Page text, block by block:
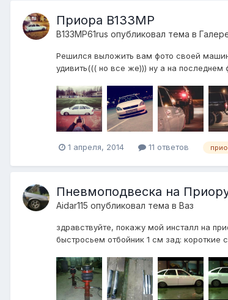
Приора В133МР
B133MP61rus опубликовал тема в
Решился выложить вам фото своей
удивить((( но все же))) ну а на последнем
1 апреля, 2014 11 ответов
Пневмоподвеска на
Aidar115 опубликовал тема в Ваз
здравствуйте, покажу мой инсталл на
быстросьем отбойник 1 см зад: короткие